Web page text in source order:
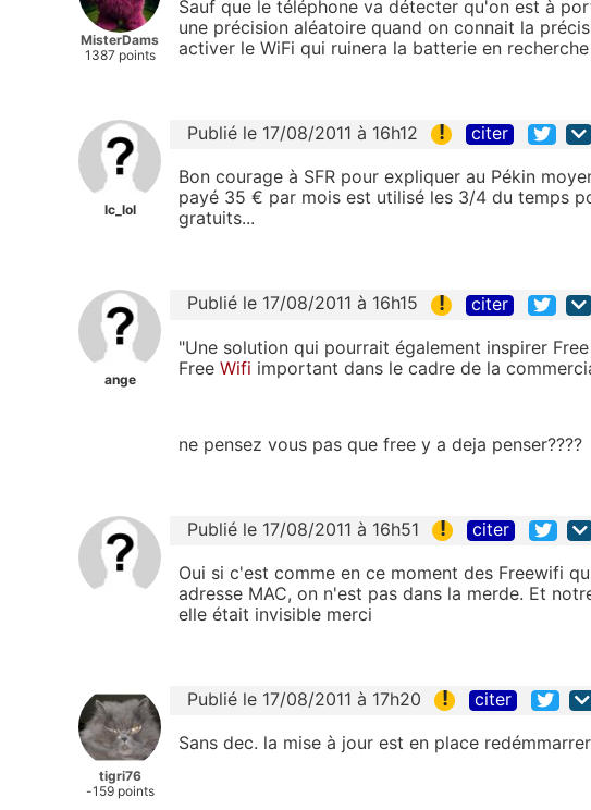
MisterDams
1387 points
Sauf que le téléphone va détecter qu'on est à
une précision aléatoire quand on connait la
activer le WiFi qui ruinera la batterie en
lc_lol
Publié le 17/08/2011 à 16h12 ! citer
Bon courage à SFR pour expliquer au Pékin
payé 35 € par mois est utilisé les 3/4 du temps
gratuits...
ange
Publié le 17/08/2011 à 16h15 ! citer
"Une solution qui pourrait également inspirer
Free Wifi important dans le cadre de la
ne pensez vous pas que free y a deja penser????
Publié le 17/08/2011 à 16h51 ! citer
Oui si c'est comme en ce moment des Freewifi
adresse MAC, on n'est pas dans la merde. Et
elle était invisible merci
tigri76
-159 points
Publié le 17/08/2011 à 17h20 ! citer
Sans dec. la mise à jour est en place